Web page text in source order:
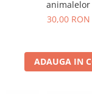
animalelor
30,00 RON
ADAUGA IN